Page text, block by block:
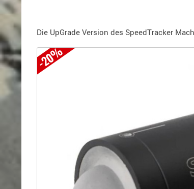
Holster
Beretta
Holster
Die UpGrade Version des SpeedTracker
-20%